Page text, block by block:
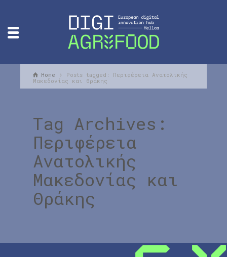
Home
Posts tagged: Περιφέρεια Ανατολικής
Μακεδονίας και Θράκης
Tag Archives:
Περιφέρεια
Ανατολικής
Μακεδονίας και
Θράκης